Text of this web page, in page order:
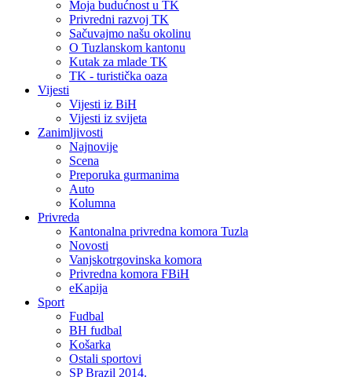
Moja budućnost u TK
Privredni razvoj TK
Sačuvajmo našu okolinu
O Tuzlanskom kantonu
Kutak za mlade TK
TK - turistička oaza
Vijesti
Vijesti iz BiH
Vijesti iz svijeta
Zanimljivosti
Najnovije
Scena
Preporuka gurmanima
Auto
Kolumna
Privreda
Kantonalna privredna komora Tuzla
Novosti
Vanjskotrgovinska komora
Privredna komora FBiH
eKapija
Sport
Fudbal
BH fudbal
Košarka
Ostali sportovi
SP Brazil 2014.